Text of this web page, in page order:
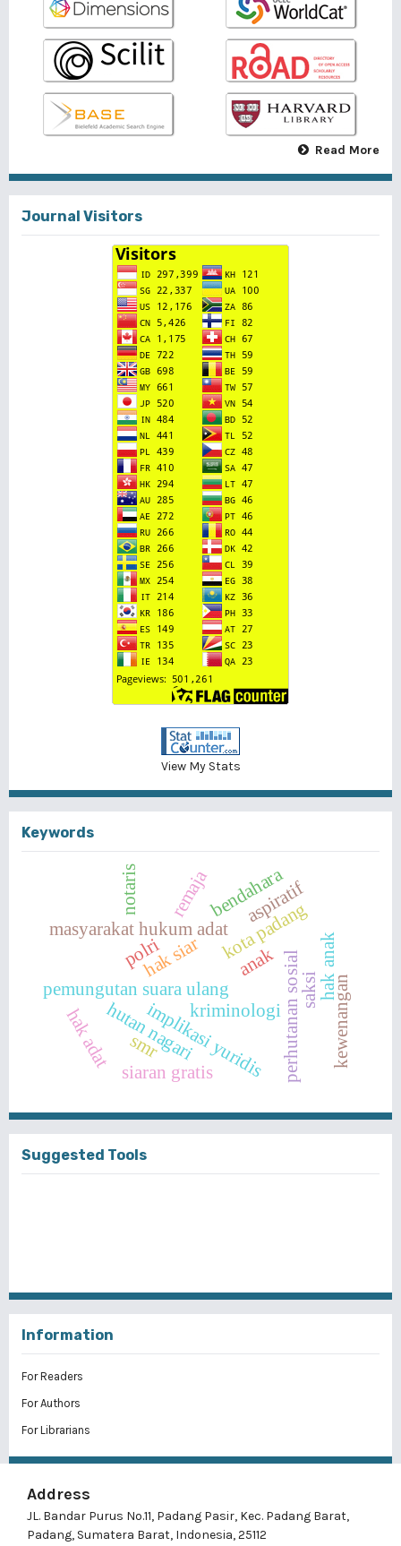
Read More
Journal Visitors
View My Stats
Keywords
pemungutan suara ulang
kota padang
hutan nagari perhutanan sosial
masyarakat hukum adat
implikasi yuridis
hak siar
siaran gratis
kriminologi
remaja
notaris
saksihak anak
hak adat
aspiratif
anak
smr
bendahara
kewenangan
polri
Suggested Tools
Information
For Readers
For Authors
For Librarians
Address
JL. Bandar Purus No.11, Padang Pasir, Kec. Padang Barat,
Padang, Sumatera Barat, Indonesia, 25112